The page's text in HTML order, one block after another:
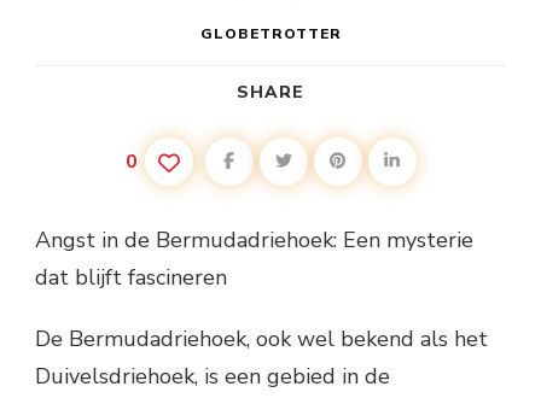
GLOBETROTTER
SHARE
0
Angst in de Bermudadriehoek: Een mysterie
dat blijft fascineren
De Bermudadriehoek, ook wel bekend als het
Duivelsdriehoek, is een gebied in de